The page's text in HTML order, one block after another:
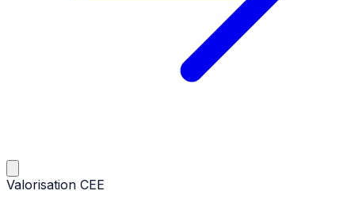
Valorisation CEE